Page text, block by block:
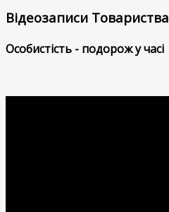
Відеозаписи Товариства
Особистість - подорож у часі